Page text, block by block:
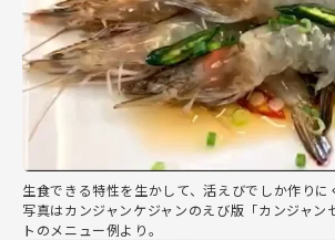
生食できる特性を生かして、活えびでしか作りに
写真はカンジャンケジャンのえび版「カンジャン
トのメニュー例より。